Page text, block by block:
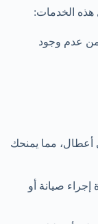
هذه الخدمات:
من عدم وجود
أعطال، مما يمنحك
صيانة أو